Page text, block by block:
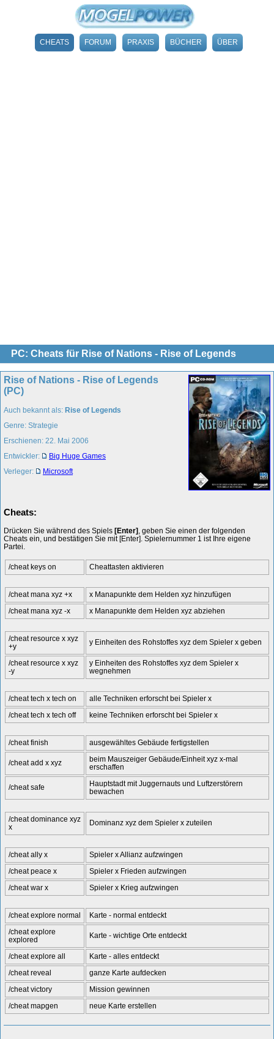
CHEATS FORUM PRAXIS BÜCHER ÜBER
PC: Cheats für Rise of Nations - Rise of Legends
Rise of Nations - Rise of Legends
(PC)
Auch bekannt als: Rise of Legends
Genre: Strategie
Erschienen: 22. Mai 2006
Entwickler:
Big Huge Games
Verleger:
Microsoft
Cheats:
Drücken Sie während des Spiels [Enter] , geben Sie einen der folgenden
Cheats ein, und bestätigen Sie mit [Enter]. Spielernummer 1 ist Ihre eigene
Partei.
/cheat keys on Cheattasten aktivieren
/cheat mana xyz +x
x Manapunkte dem Helden xyz hinzufügen
/cheat mana xyz -x
x Manapunkte dem Helden xyz abziehen
/cheat resource x xyz
+y
y Einheiten des Rohstoffes xyz dem Spieler x geben
/cheat resource x xyz
-y
y Einheiten des Rohstoffes xyz dem Spieler x
wegnehmen
/cheat tech x tech on
alle Techniken erforscht bei Spieler x
/cheat tech x tech off
keine Techniken erforscht bei Spieler x
/cheat finish ausgewähltes Gebäude fertigstellen
/cheat add x xyz
beim Mauszeiger Gebäude/Einheit xyz x-mal
erschaffen
/cheat safe
Hauptstadt mit Juggernauts und Luftzerstörern
bewachen
/cheat dominance xyz
x
Dominanz xyz dem Spieler x zuteilen
/cheat ally x
Spieler x Allianz aufzwingen
/cheat peace x
Spieler x Frieden aufzwingen
/cheat war x
Spieler x Krieg aufzwingen
/cheat explore normal
Karte - normal entdeckt
/cheat explore
explored
Karte - wichtige Orte entdeckt
/cheat explore all
Karte - alles entdeckt
/cheat reveal
ganze Karte aufdecken
/cheat victory
Mission gewinnen
/cheat mapgen
neue Karte erstellen